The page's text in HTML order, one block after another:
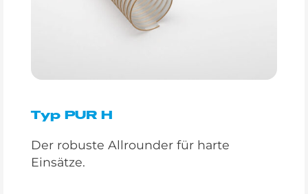
Typ PUR H
Der robuste Allrounder für harte
Einsätze.